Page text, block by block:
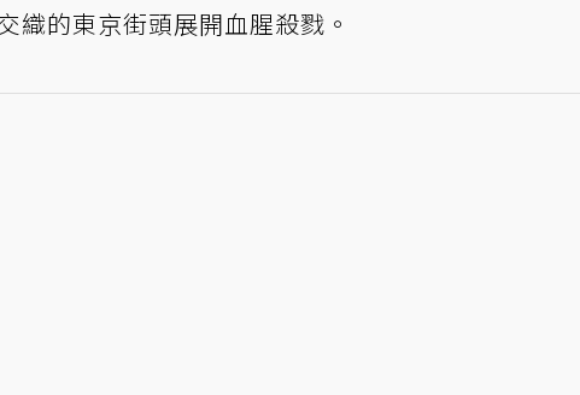
織的東京街頭展開血腥殺戮。